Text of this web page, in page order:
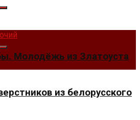
Молодёжь из Златоуста
из белорусского